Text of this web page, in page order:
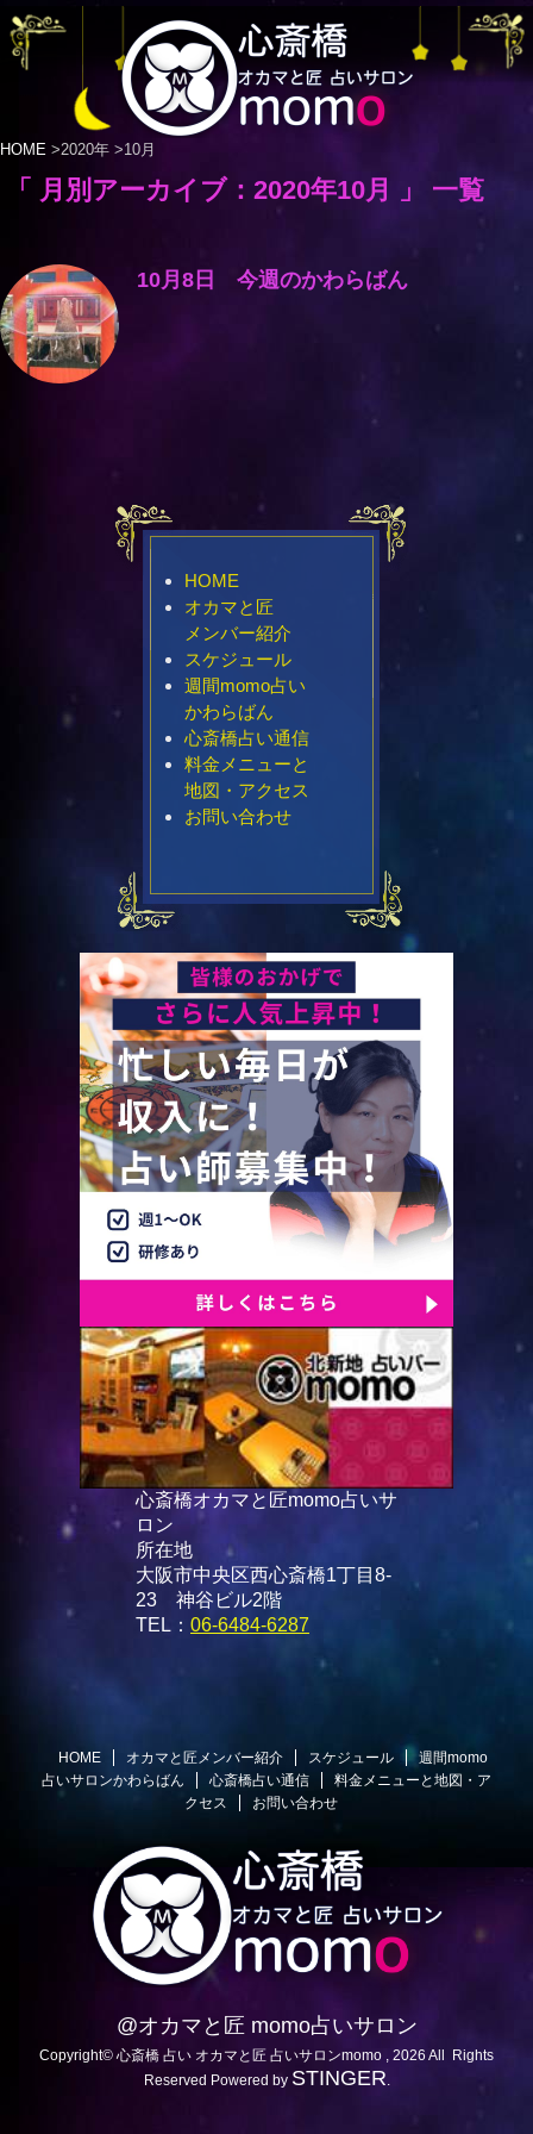
HOME >2020年 >10月
「 月別アーカイブ：2020年10月 」 一覧
10月8日 今週のかわらばん
HOME
オカマと匠
メンバー紹介
スケジュール
週間momo占い
かわらばん
心斎橋占い通信
料金メニューと
地図・アクセス
お問い合わせ
心斎橋オカマと匠momo占いサ
ロン
所在地
大阪市中央区西心斎橋1丁目8-
23 神谷ビル2階
TEL： 06-6484-6287
HOME オカマと匠メンバー紹介 スケジュール
週間momo
占いサロンかわらばん
心斎橋占い通信
料金メニューと地図・ア
クセス
お問い合わせ
@オカマと匠 momo占いサロン
Copyright© 心斎橋 占い オカマと匠 占いサロンmomo , 2026 All Rights
Reserved Powered by STINGER